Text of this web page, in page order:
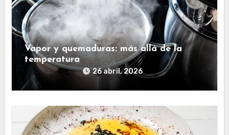
Vapor y quemaduras: más allá de la
temperatura
26 abril, 2026